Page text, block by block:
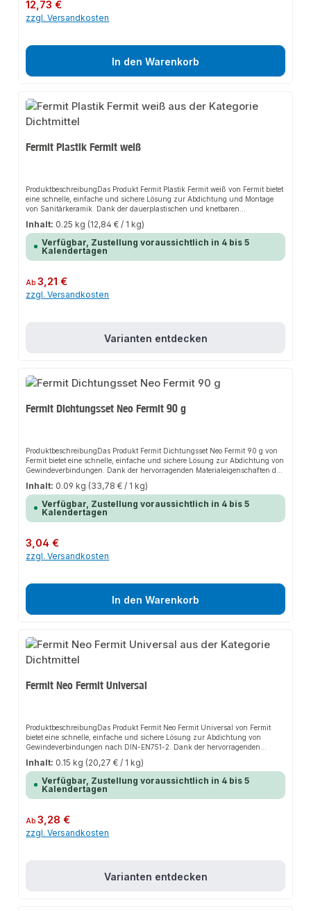
SolarinstallationenHeizungsbauIndustrieanwendungenProduktdaten Fermit
Dichtungspaste Solar Fermit druck- und hitzebeständig 250g DoseIn
Regulärer Preis:
12,73 €
zzgl. Versandkosten
In den Warenkorb
Fermit Plastik Fermit weiß
ProduktbeschreibungDas Produkt Fermit Plastik Fermit weiß von Fermit bietet
eine schnelle, einfache und sichere Lösung zur Abdichtung und Montage
von Sanitärkeramik. Dank der dauerplastischen und knetbaren
Dichtungsmasse auf Kunststoffbasis sorgt es für perfekten Halt und passt
sich flexibel an verschiedene Anwendungsbereiche an. Das robuste Design
und die einfache Anwendung machen dieses Produkt zu einer zuverlässigen
Wahl für jede Installation.Eigenschaften Dauerplastisch und knetbar Leicht
und sauber zu verarbeiten Klebt nicht, verhärtet nicht Giftlösungsmittel-
nichtAnwendungsbereiche Sanitärinstallationen Heizungsbau
IndustrieanwendungenProduktdaten Fermit Dichtungskitt Plastik Fermit
weiß DoseIn unserem Sortiment finden Sie auch passende Fittings sowie
Inhalt: 0.25 kg (12,84 € / 1 kg)
Verfügbar, Zustellung voraussichtlich in 4 bis 5
Kalendertagen
Regulärer Preis:
Ab3,21 €
zzgl. Versandkosten
Varianten entdecken
Fermit Dichtungsset Neo Fermit 90 g
ProduktbeschreibungDas Produkt Fermit Dichtungsset Neo Fermit 90 g von
Fermit bietet eine schnelle, einfache und sichere Lösung zur Abdichtung von
Gewindeverbindungen. Dank der hervorragenden Materialeigenschaften der
Gewindedichtpaste/ Hanfpaste sorgt es für perfekten Halt und passt sich
flexibel an verschiedene Anwendungsbereiche an. Das robuste Design und
die einfache Montage machen dieses Produkt zu einer zuverlässigen Wahl
für jede Installation.Eigenschaften Leicht und sauber zu verarbeiten Klebt
nicht, verhärtet nicht Giftlösungsmittel- und schwundfrei Trocknet nicht ein
Heizungsbau IndustrieanwendungenProduktdaten Neo-Fermit 90 g Hanf
Zopf 50 g In unserem Sortiment finden Sie auch passende Zubehörteile zum
Abdichten, sowie weitere Produkte für den Anschluss und die Verbindung
Inhalt: 0.09 kg (33,78 € / 1 kg)
Verfügbar, Zustellung voraussichtlich in 4 bis 5
Kalendertagen
Regulärer Preis:
3,04 €
zzgl. Versandkosten
In den Warenkorb
Fermit Neo Fermit Universal
ProduktbeschreibungDas Produkt Fermit Neo Fermit Universal von Fermit
bietet eine schnelle, einfache und sichere Lösung zur Abdichtung von
Gewindeverbindungen nach DIN-EN751-2. Dank der hervorragenden
Materialeigenschaften der Gewindedichtpaste/ Hanfpaste sorgt es für
perfekten Halt und passt sich flexibel an verschiedene Anwendungsbereiche
an. Die einfache Nutzung machen dieses Produkt zu einer zuverlässigen
Wahl für jede Installation.EigenschaftenLeicht und sauber zu
verarbeitenKlebt nicht, verhärtet nichtGiftlösungsmittel- und
nichtAnwendungsbereicheSanitärinstallationenHeizungsbauIndustrieanwe
ndungenProduktdatenFermit Dichtungsmittel Neo Fermit Universal für
Gewinde nach DIN-EN751-2TubeIn unserem Sortiment finden Sie auch
Inhalt: 0.15 kg (20,27 € / 1 kg)
Verfügbar, Zustellung voraussichtlich in 4 bis 5
Kalendertagen
Regulärer Preis:
Ab3,28 €
zzgl. Versandkosten
Varianten entdecken